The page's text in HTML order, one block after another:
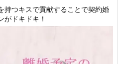
つキスで貢献することで契約婚
がドキドキ！